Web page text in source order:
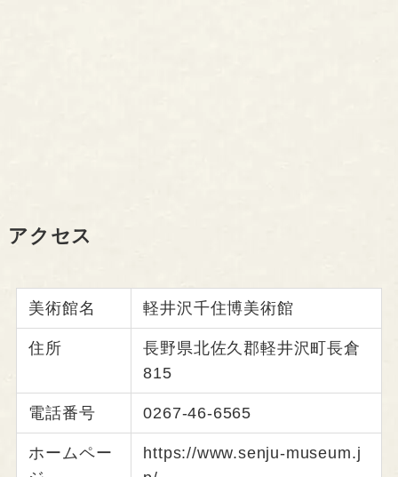
アクセス
美術館名 軽井沢千住博美術館
住所
長野県北佐久郡軽井沢町長倉
815
電話番号 0267-46-6565
ホームペー
https://www.senju-museum.j